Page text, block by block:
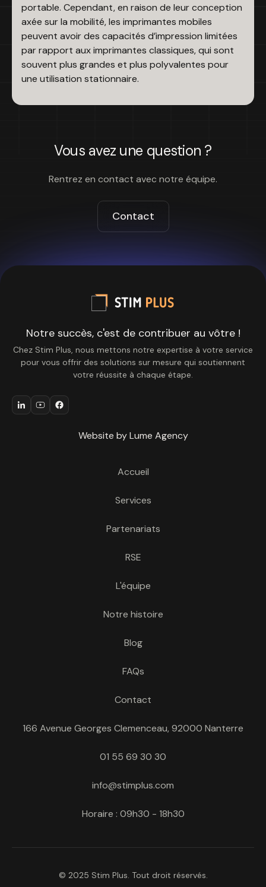
portable. Cependant, en raison de leur conception
axée sur la mobilité, les imprimantes mobiles
peuvent avoir des capacités d’impression limitées
par rapport aux imprimantes classiques, qui sont
souvent plus grandes et plus polyvalentes pour
une utilisation stationnaire.
Vous avez une question ?
Rentrez en contact avec notre équipe.
Contact
Notre succès, c'est de contribuer au vôtre !
Chez Stim Plus, nous mettons notre expertise à votre service
pour vous offrir des solutions sur mesure qui soutiennent
votre réussite à chaque étape.
Website by Lume Agency
Accueil
Services
Partenariats
RSE
L'équipe
Notre histoire
Blog
FAQs
Contact
166 Avenue Georges Clemenceau, 92000 Nanterre
01 55 69 30 30
info@stimplus.com
Horaire : 09h30 - 18h30
© 2025 Stim Plus. Tout droit réservés.